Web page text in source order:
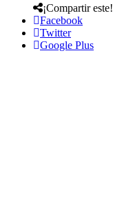
¡Compartir este!
Facebook
Twitter
Google Plus